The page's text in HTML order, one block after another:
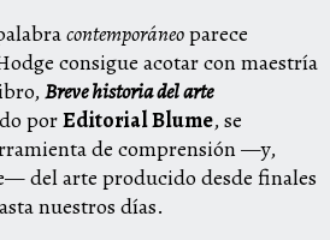
contemporáneoparece
consigue acotar con maestría
Breve historia del arte
porEditorial Blume, se
de comprensión —y,
del arte producido desde finales
nuestros días.